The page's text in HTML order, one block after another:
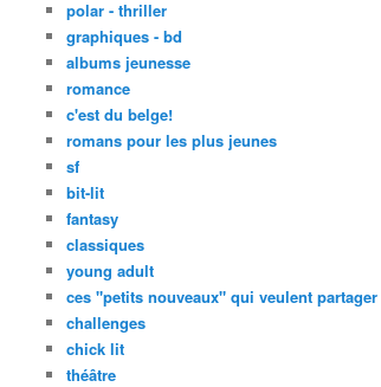
polar - thriller
graphiques - bd
albums jeunesse
romance
c'est du belge!
romans pour les plus jeunes
sf
bit-lit
fantasy
classiques
young adult
ces "petits nouveaux" qui veulent partager
challenges
chick lit
théâtre